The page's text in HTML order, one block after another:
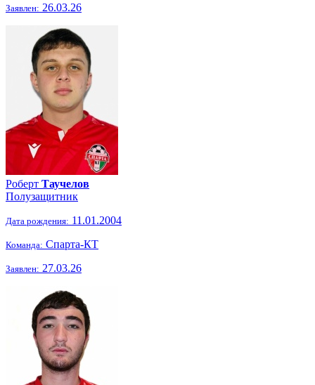
Заявлен: 26.03.26
Роберт Таучелов
Полузащитник
Дата рождения: 11.01.2004
Команда: Спарта-КТ
Заявлен: 27.03.26